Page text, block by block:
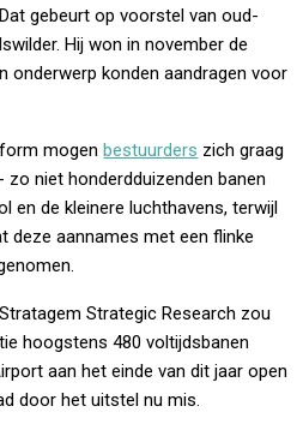
gebeurt op voorstel van oud-
Hij won in november de
onderwerp konden aandragen voor
mogenbestuurders zich graag
niet honderdduizenden banen
en de kleinere luchthavens, terwijl
deze aannames met een flinke
Strategic Research zou
hoogstens 480 voltijdsbanen
aan het einde van dit jaar open
door het uitstel nu mis.